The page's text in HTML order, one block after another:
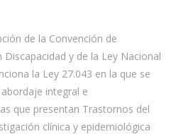
de la Convención de
y de la Ley Nacional
la Ley 27.043 en la que se
integral e
que presentan Trastornos del
clínica y epidemiológica